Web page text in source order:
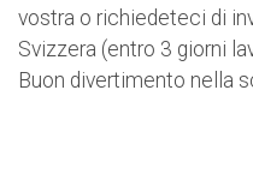
vostra o richiedeteci di
Svizzera (entro 3 giorni
Buon divertimento nella